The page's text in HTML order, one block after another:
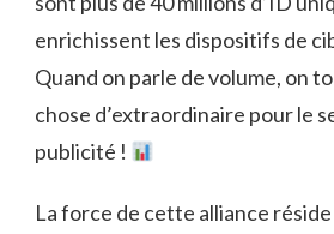
enrichissent les dispositifs de
Quand on parle de volume, on
chose d’extraordinaire pour le
publicité !
La force de cette alliance